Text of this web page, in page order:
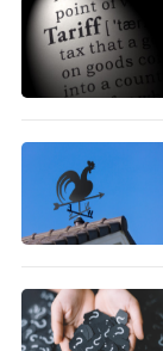
显著提高了